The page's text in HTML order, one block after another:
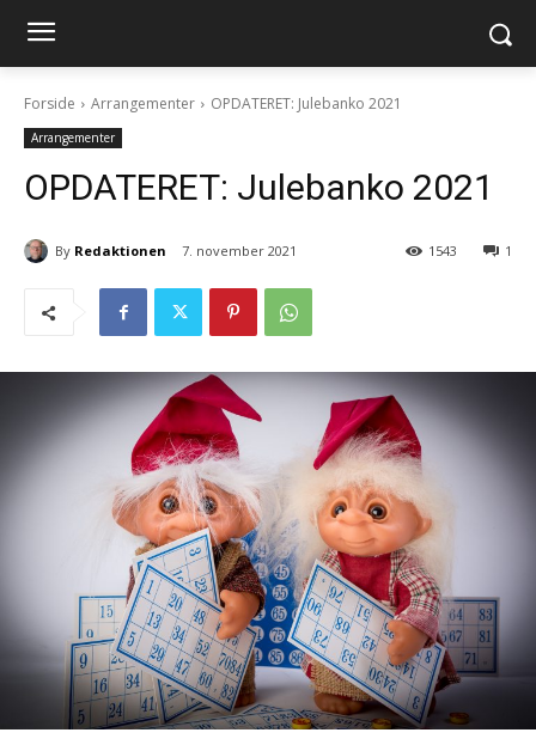
Forside Arrangementer OPDATERET: Julebanko 2021
Arrangementer
OPDATERET: Julebanko 2021
By Redaktionen 7. november 2021 1
1543